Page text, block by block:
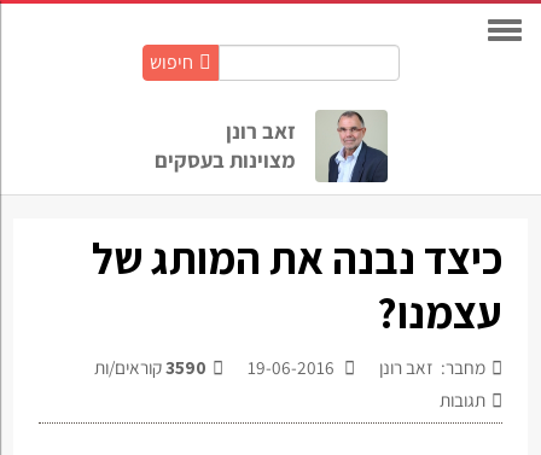
חיפוש
זאב רונן
מצוינות בעסקים
כיצד נבנה את המותג של
עצמנו?
מחבר: זאב רונן 3590קוראים/ות
תגובות